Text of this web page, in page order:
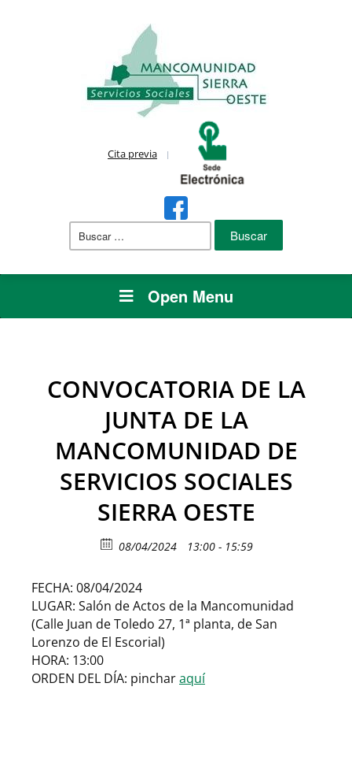
Cita previa
Buscar:
Open Menu
CONVOCATORIA DE LA
JUNTA DE LA
MANCOMUNIDAD DE
SERVICIOS SOCIALES
SIERRA OESTE
08/04/2024 13:00 - 15:59
FECHA: 08/04/2024
LUGAR: Salón de Actos de la Mancomunidad
(Calle Juan de Toledo 27, 1ª planta, de San
Lorenzo de El Escorial)
HORA: 13:00
ORDEN DEL DÍA: pincharaquí